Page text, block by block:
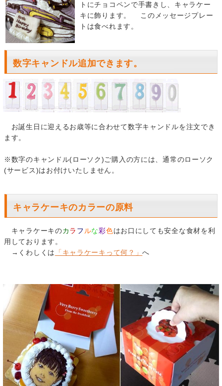
トにチョコペンで手書きし、キャラケー
キに飾ります。 このメッセージプレー
トは食べれます。
数字キャンドル追加できます。
お誕生日に迎えるお歳等に合わせて数字キャンドルを注文でき
ます。
※数字のキャンドル(ローソク)ご購入の方には、通常のローソク
(サービス)はお付けいたしません。
キャラケーキのカラーの原料
キャラケーキのカラ フルな彩色はお口にしても安全な食材を利
用しております。
→くわしくは
「キャラケーキって何？」へ